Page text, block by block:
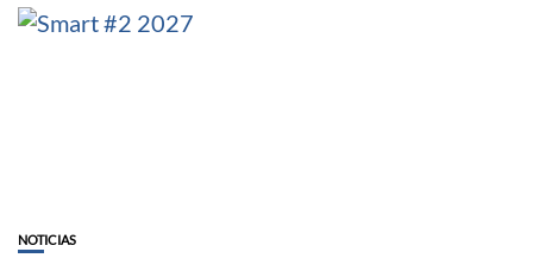
NOTICIAS